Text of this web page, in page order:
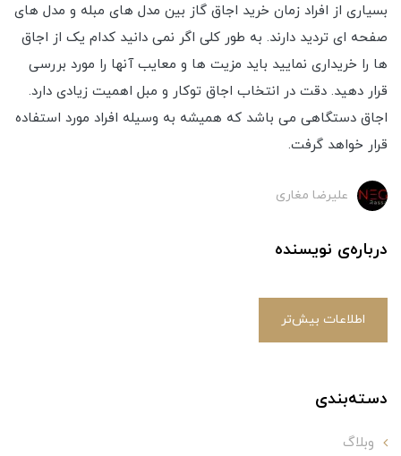
بسیاری از افراد زمان خرید اجاق گاز بین مدل های مبله و مدل های
صفحه ای تردید دارند. به طور کلی اگر نمی دانید کدام یک از اجاق
ها را خریداری نمایید باید مزیت ها و معایب آنها را مورد بررسی
قرار دهید. دقت در انتخاب اجاق توکار و مبل اهمیت زیادی دارد.
اجاق دستگاهی می باشد که همیشه به وسیله افراد مورد استفاده
قرار خواهد گرفت.
علیرضا مغاری
درباره‌ی نویسنده
اطلاعات بیش‌تر
دسته‌بندی
وبلاگ